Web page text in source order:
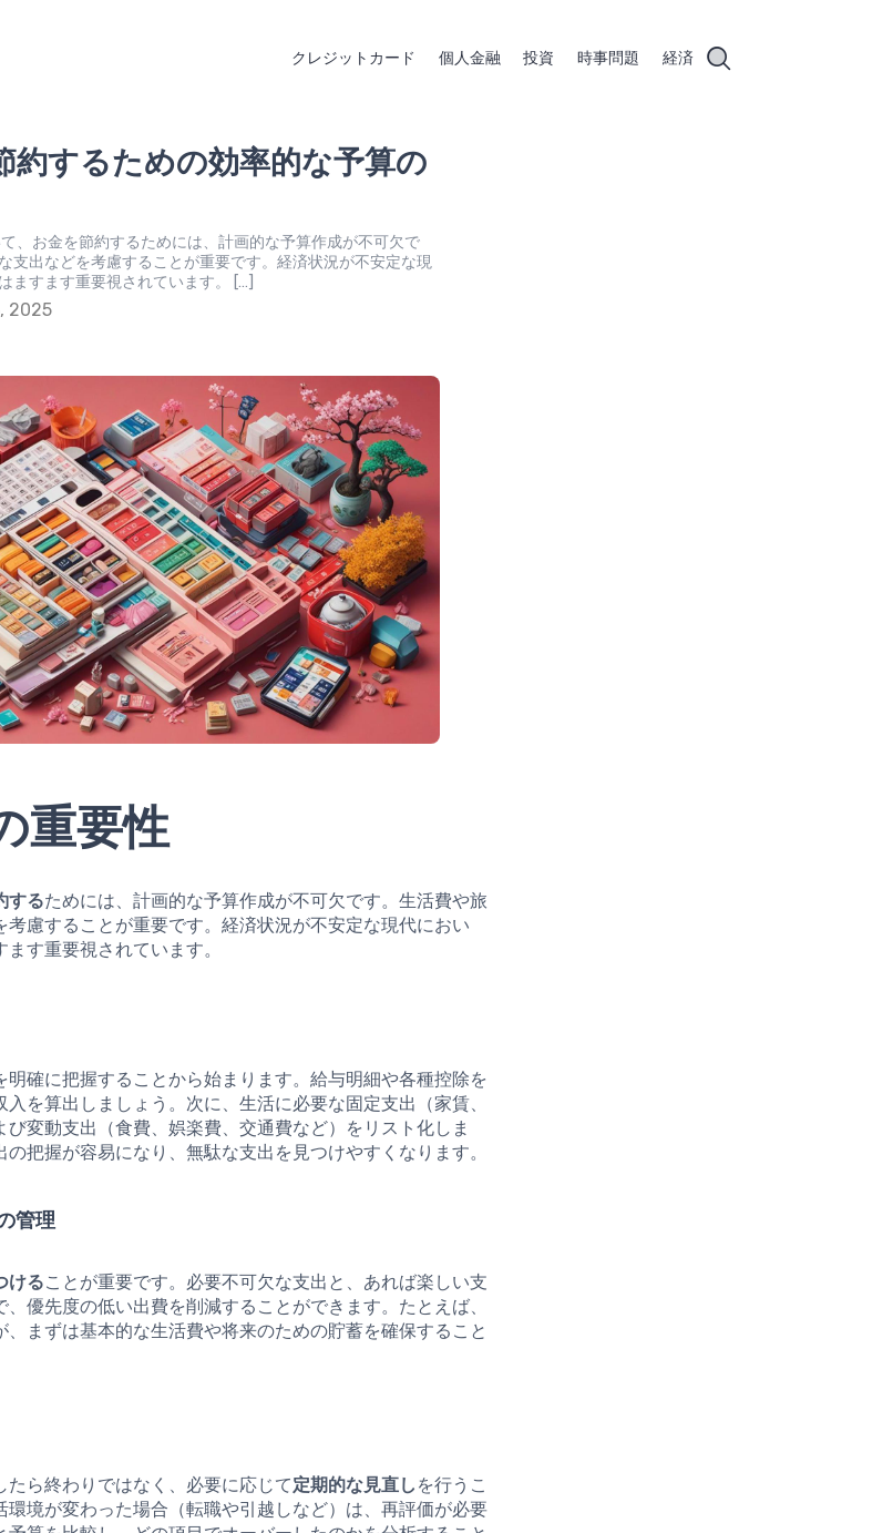
クレジットカード 個人金融 投資 時事問題 経済
約するための効率的な予算の
、お金を節約するためには、計画的な予算作成が不可欠で
支出などを考慮することが重要です。経済状況が不安定な現
ますます重要視されています。 […]
2025
重要性
するためには、計画的な予算作成が不可欠です。生活費や旅
考慮することが重要です。経済状況が不安定な現代におい
す重要視されています。
明確に把握することから始まります。給与明細や各種控除を
を算出しましょう。次に、生活に必要な固定支出（家賃、
変動支出（食費、娯楽費、交通費など）をリスト化しま
把握が容易になり、無駄な支出を見つけやすくなります。
管理
けることが重要です。必要不可欠な支出と、あれば楽しい支
優先度の低い出費を削減することができます。たとえば、
まずは基本的な生活費や将来のための貯蓄を確保すること
たら終わりではなく、必要に応じて定期的な見直し を行うこ
環境が変わった場合（転職や引越しなど）は、再評価が必要